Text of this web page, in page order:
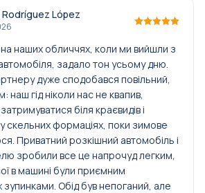
López
наших обличчях, коли ми вийшли з
задало тон усьому дню.
дуже сподобався повільний,
гід ніколи нас не квапив,
біля краєвидів і
скельних формаціях, поки зимове
Приватний розкішний автомобіль і
зробили все це напрочуд легким,
в машині були приємним
Обід був непоганий, але